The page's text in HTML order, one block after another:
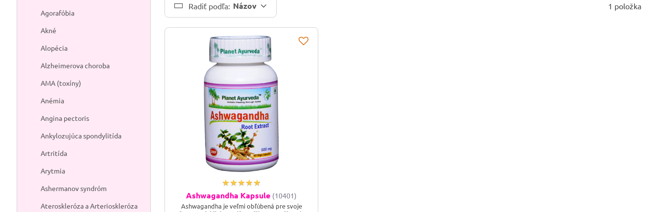
Radiť podľa: Názov 1 položka
Ashwagandha Kapsule (10401)
Ashwagandha je veľmi obľúbená pre svoje
Agorafóbia
Akné
Alopécia
Alzheimerova choroba
AMA (toxíny)
Anémia
Angina pectoris
Ankylozujúca spondylitída
Artritída
Arytmia
Ashermanov syndróm
Ateroskleróza a Arterioskleróza